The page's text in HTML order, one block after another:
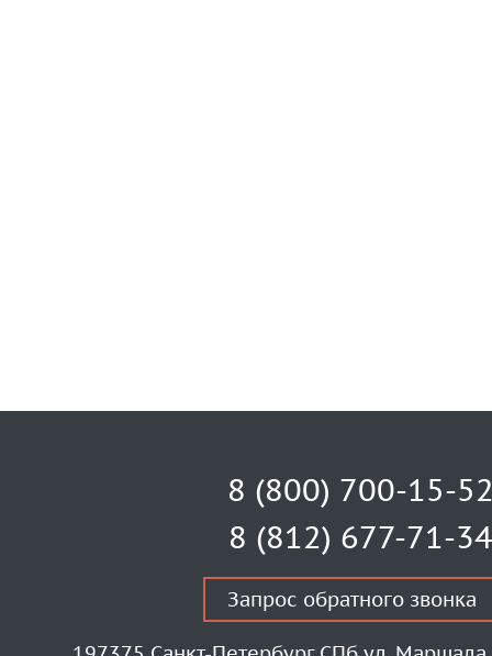
8 (800) 700-15-
8 (812) 677-71-34
Запрос обратного звонка